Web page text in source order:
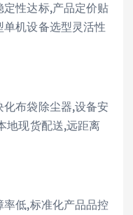
性达标,产品定价贴
机设备选型灵活性
布袋除尘器,设备安
地现货配送,远距离
低,标准化产品品控